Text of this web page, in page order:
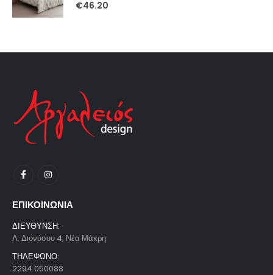
0out of 5
€46.20
ΕΠΙΚΟΙΝΩΝΙΑ
ΔΙΕΥΘΥΝΣΗ:
Λ. Διονύσου 4, Νέα Μάκρη
ΤΗΛΕΦΩΝΟ:
2294 050088